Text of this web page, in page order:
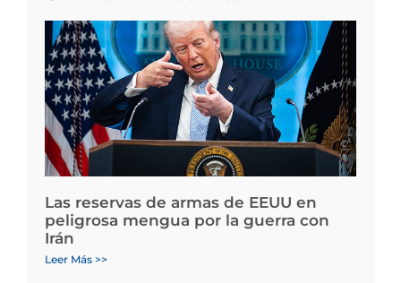
Las reservas de armas de EEUU en
peligrosa mengua por la guerra con
Irán
Leer Más >>